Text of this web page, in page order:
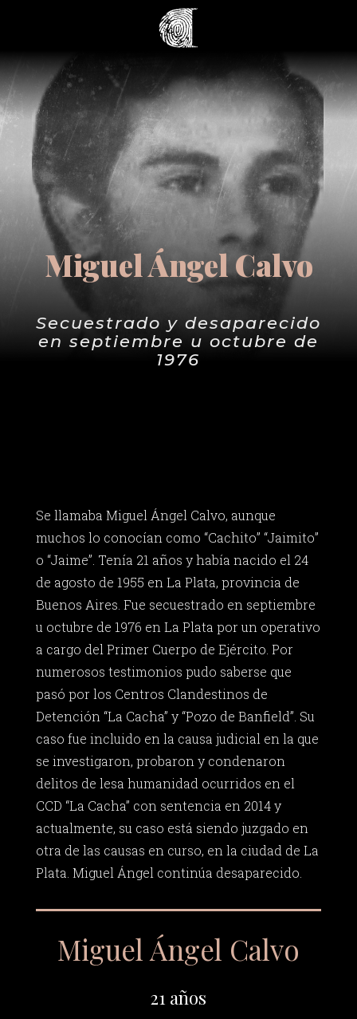
Miguel Ángel Calvo
Secuestrado y desaparecido
en septiembre u octubre de
1976
Se llamaba Miguel Ángel Calvo, aunque
muchos lo conocían como “Cachito” “Jaimito”
o “Jaime”. Tenía 21 años y había nacido el 24
de agosto de 1955 en La Plata, provincia de
Buenos Aires. Fue secuestrado en septiembre
u octubre de 1976 en La Plata por un operativo
a cargo del Primer Cuerpo de Ejército. Por
numerosos testimonios pudo saberse que
pasó por los Centros Clandestinos de
Detención “La Cacha” y “Pozo de Banfield”. Su
caso fue incluido en la causa judicial en la que
se investigaron, probaron y condenaron
delitos de lesa humanidad ocurridos en el
CCD “La Cacha” con sentencia en 2014 y
actualmente, su caso está siendo juzgado en
otra de las causas en curso, en la ciudad de La
Plata. Miguel Ángel continúa desaparecido.
Miguel Ángel Calvo
21 años